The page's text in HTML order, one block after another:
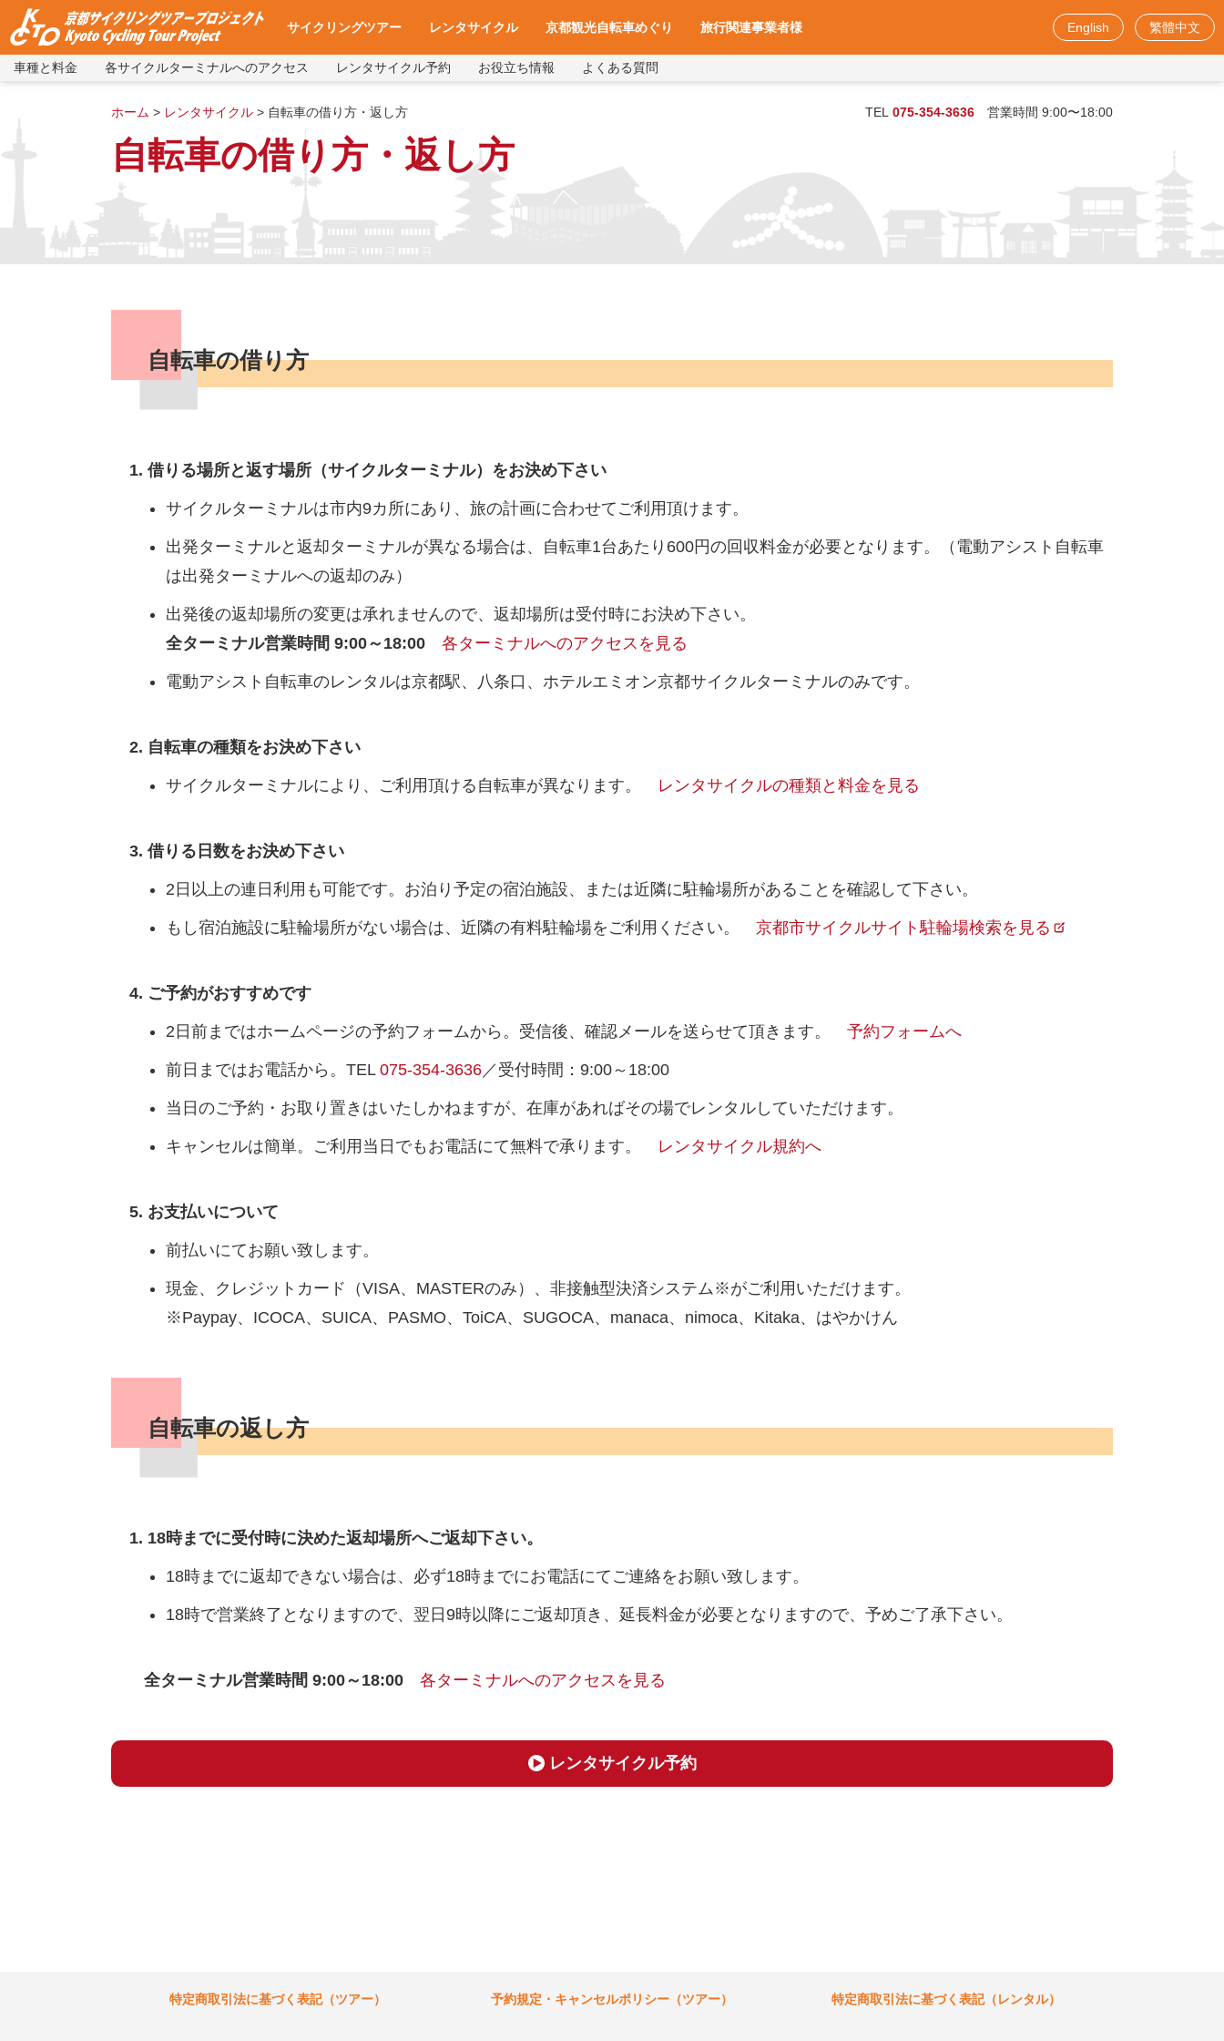
サイクリングツアー レンタサイクル 京都観光自転車めぐり 旅行関連事業者様 English 繁體中文
車種と料金 各サイクルターミナルへのアクセス レンタサイクル予約 お役立ち情報 よくある質問
TEL 075-354-3636 営業時間 9:00〜18:00
ホーム > レンタサイクル > 自転車の借り方・返し方
自転車の借り方・返し方
自転車の借り方
借りる場所と返す場所（サイクルターミナル）をお決め下さい
サイクルターミナルは市内9カ所にあり、旅の計画に合わせてご利用頂けます。
出発ターミナルと返却ターミナルが異なる場合は、自転車1台あたり600円の回収料金が必要となります。（電動アシスト自転車
は出発ターミナルへの返却のみ）
出発後の返却場所の変更は承れませんので、返却場所は受付時にお決め下さい。
全ターミナル営業時間 9:00～18:00
各ターミナルへのアクセスを見る
電動アシスト自転車のレンタルは京都駅、八条口、ホテルエミオン京都サイクルターミナルのみです。
自転車の種類をお決め下さい
サイクルターミナルにより、ご利用頂ける自転車が異なります。 レンタサイクルの種類と料金を見る
借りる日数をお決め下さい
2日以上の連日利用も可能です。お泊り予定の宿泊施設、または近隣に駐輪場所があることを確認して下さい。
もし宿泊施設に駐輪場所がない場合は、近隣の有料駐輪場をご利用ください。 京都市サイクルサイト駐輪場検索を見る
ご予約がおすすめです
2日前まではホームページの予約フォームから。受信後、確認メールを送らせて頂きます。 予約フォームへ
前日まではお電話から。TEL 075-354-3636／受付時間：9:00～18:00
当日のご予約・お取り置きはいたしかねますが、在庫があればその場でレンタルしていただけます。
キャンセルは簡単。ご利用当日でもお電話にて無料で承ります。 レンタサイクル規約へ
お支払いについて
前払いにてお願い致します。
現金、クレジットカード（VISA、MASTERのみ）、非接触型決済システム※がご利用いただけます。
※Paypay、ICOCA、SUICA、PASMO、ToiCA、SUGOCA、manaca、nimoca、Kitaka、はやかけん
自転車の返し方
18時までに受付時に決めた返却場所へご返却下さい。
18時までに返却できない場合は、必ず18時までにお電話にてご連絡をお願い致します。
18時で営業終了となりますので、翌日9時以降にご返却頂き、延長料金が必要となりますので、予めご了承下さい。
全ターミナル営業時間 9:00～18:00 各ターミナルへのアクセスを見る
レンタサイクル予約
特定商取引法に基づく表記（ツアー） 予約規定・キャンセルポリシー（ツアー） 特定商取引法に基づく表記（レンタル）